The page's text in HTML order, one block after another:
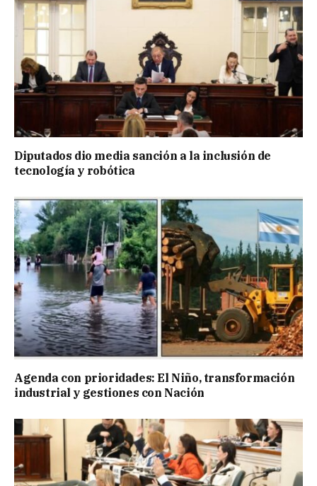
Diputados dio media sanción a la inclusión de
tecnología y robótica
Agenda con prioridades: El Niño, transformación
industrial y gestiones con Nación